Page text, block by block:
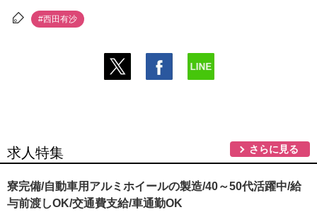
#西田有沙
求人特集 さらに見る
寮完備/自動車用アルミホイールの製造/40～50代活躍中/給
与前渡しOK/交通費支給/車通勤OK